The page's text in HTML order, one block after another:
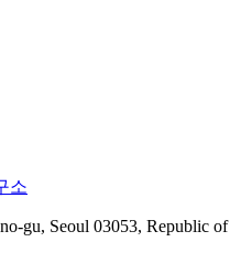
소
gu, Seoul 03053, Republic of